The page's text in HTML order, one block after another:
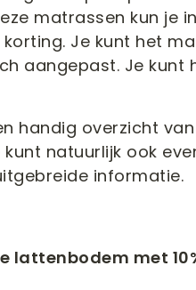
matrassen kun je
Je kunt het
aangepast. Je kunt
handig overzicht
natuurlijk ook
informatie.
lattenbodem met